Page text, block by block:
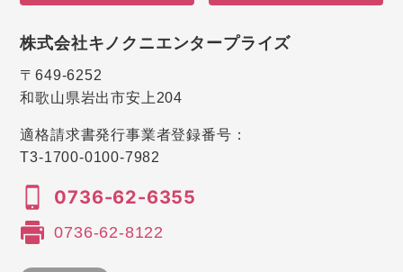
株式会社キノクニエンタープライズ
〒649-6252
和歌山県岩出市安上204
適格請求書発行事業者登録番号：
T3-1700-0100-7982
0736-62-6355
0736-62-8122